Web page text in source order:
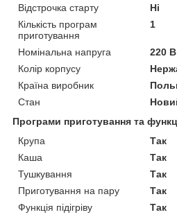
Відстрочка старту
Ні
Кількість програм
приготування
1
Номінальна напруга
220 В
Колір корпусу
Країна виробник
Стан
Програми приготування та
Крупа
Так
Каша
Так
Тушкування
Так
Приготування на пару
Так
Функція підігріву
Так